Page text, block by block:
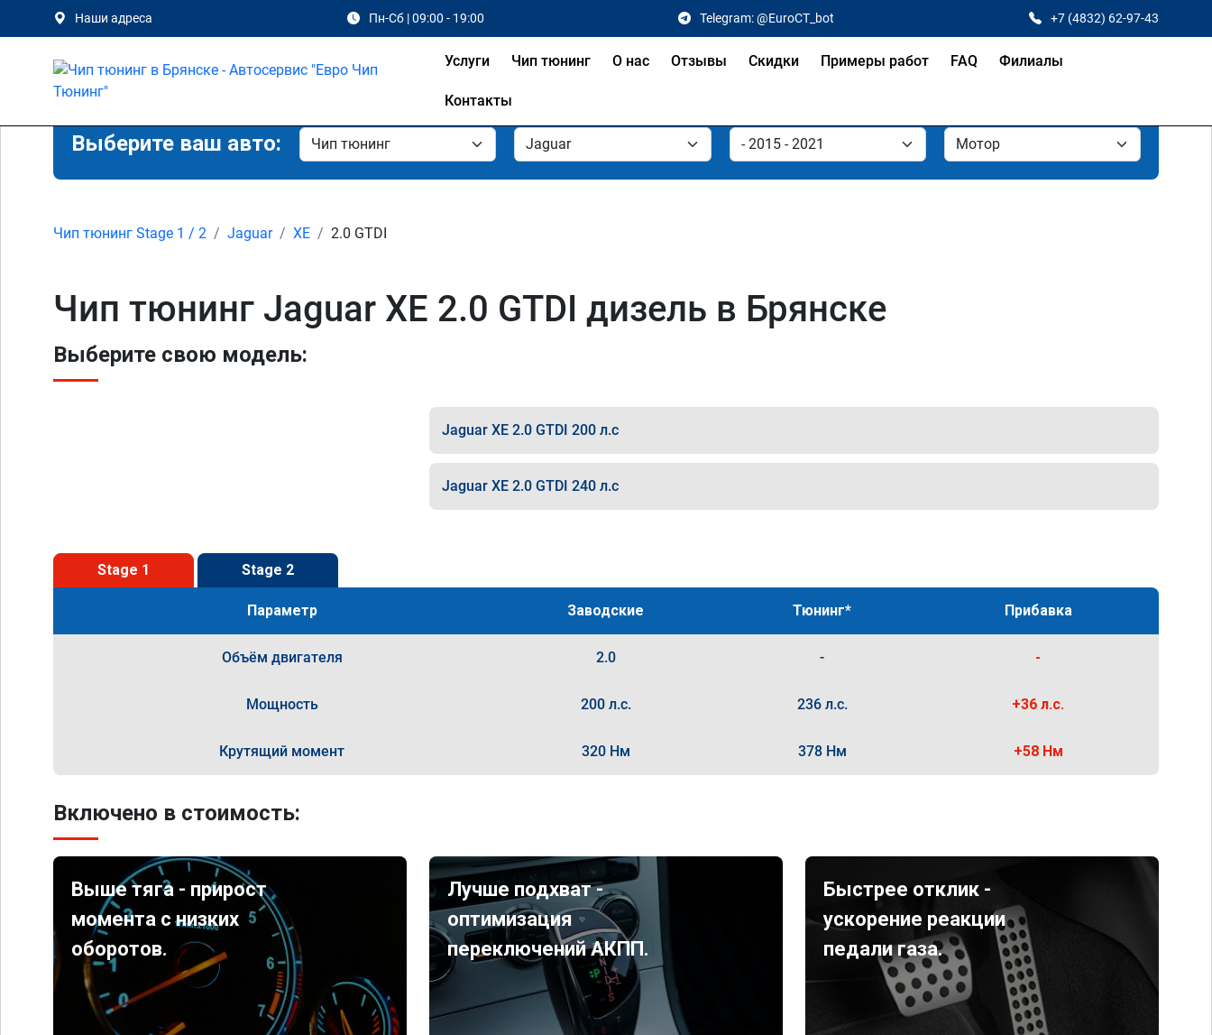
Наши адреса Пн-Сб | 09:00 - 19:00 Telegram: @EuroCT_bot +7 (4832) 62-97-43
Услуги Чип тюнинг О нас Отзывы Скидки Примеры работ FAQ Филиалы
Контакты
Выберите ваш авто:
Чип тюнинг Stage 1 / 2 Jaguar XE 2.0 GTDI
Чип тюнинг Jaguar XE 2.0 GTDI дизель в Брянске
Выберите свою модель:
Jaguar XE 2.0 GTDI 200 л.с
Jaguar XE 2.0 GTDI 240 л.с
Stage 1 Stage 2
Параметр Заводские Тюнинг* Прибавка
Объём двигателя 2.0 - -
Мощность 200 л.с. 236 л.с. +36 л.с.
Крутящий момент 320 Нм 378 Нм +58 Нм
Включено в стоимость:
Выше тяга - прирост
момента с низких
оборотов.
Лучше подхват -
оптимизация
переключений АКПП.
Быстрее отклик -
ускорение реакции
педали газа.